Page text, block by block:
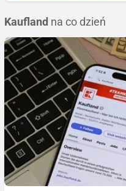
Kaufland na co dzień